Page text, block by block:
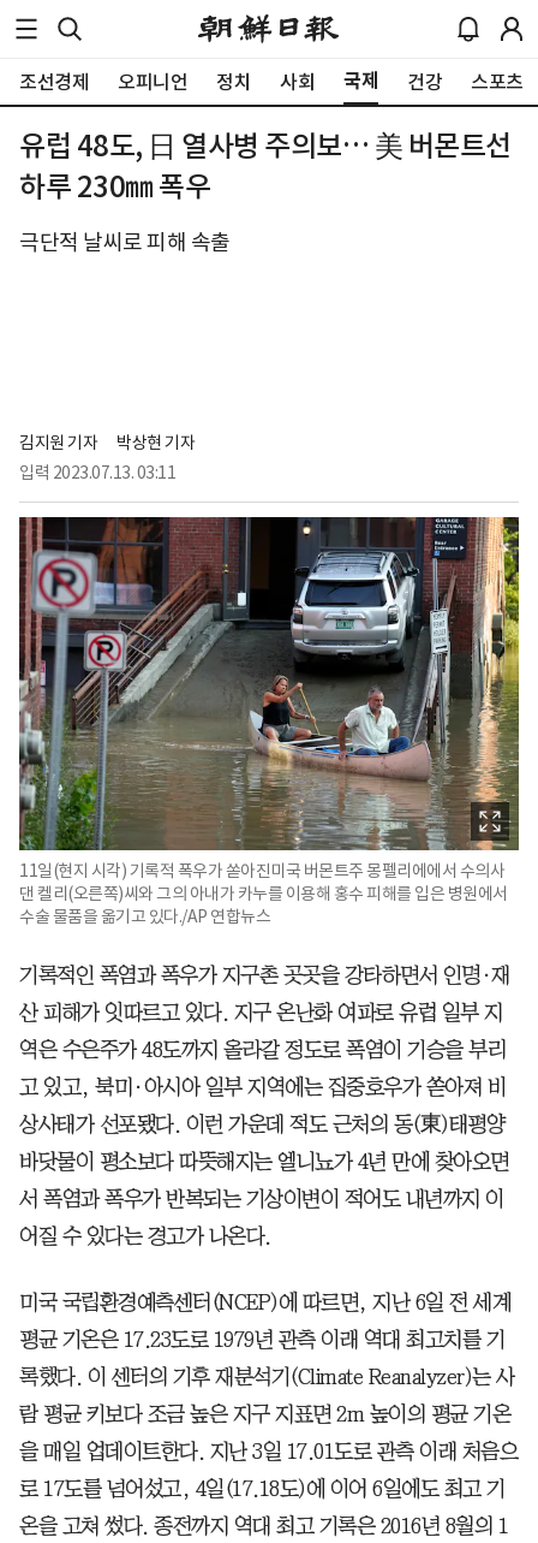
조선경제 오피니언 정치 사회 국제 건강 스포츠
유럽 48도, 日 열사병 주의보… 美 버몬트선
하루 230㎜ 폭우
극단적 날씨로 피해 속출
김지원 기자
박상현 기자
입력 2023.07.13. 03:11
11일(현지 시각) 기록적 폭우가 쏟아진미국 버몬트주 몽펠리에에서 수의사
댄 켈리(오른쪽)씨와 그의 아내가 카누를 이용해 홍수 피해를 입은 병원에서
수술 물품을 옮기고 있다./AP 연합뉴스
기록적인 폭염과 폭우가 지구촌 곳곳을 강타하면서 인명·재
산 피해가 잇따르고 있다. 지구 온난화 여파로 유럽 일부 지
역은 수은주가 48도까지 올라갈 정도로 폭염이 기승을 부리
고 있고, 북미·아시아 일부 지역에는 집중호우가 쏟아져 비
상사태가 선포됐다. 이런 가운데 적도 근처의 동(東)태평양
바닷물이 평소보다 따뜻해지는 엘니뇨가 4년 만에 찾아오면
서 폭염과 폭우가 반복되는 기상이변이 적어도 내년까지 이
어질 수 있다는 경고가 나온다.
미국 국립환경예측센터(NCEP)에 따르면, 지난 6일 전 세계
평균 기온은 17.23도로 1979년 관측 이래 역대 최고치를 기
록했다. 이 센터의 기후 재분석기(Climate Reanalyzer)는 사
람 평균 키보다 조금 높은 지구 지표면 2m 높이의 평균 기온
을 매일 업데이트한다. 지난 3일 17.01도로 관측 이래 처음으
로 17도를 넘어섰고, 4일(17.18도)에 이어 6일에도 최고 기
온을 고쳐 썼다. 종전까지 역대 최고 기록은 2016년 8월의 1